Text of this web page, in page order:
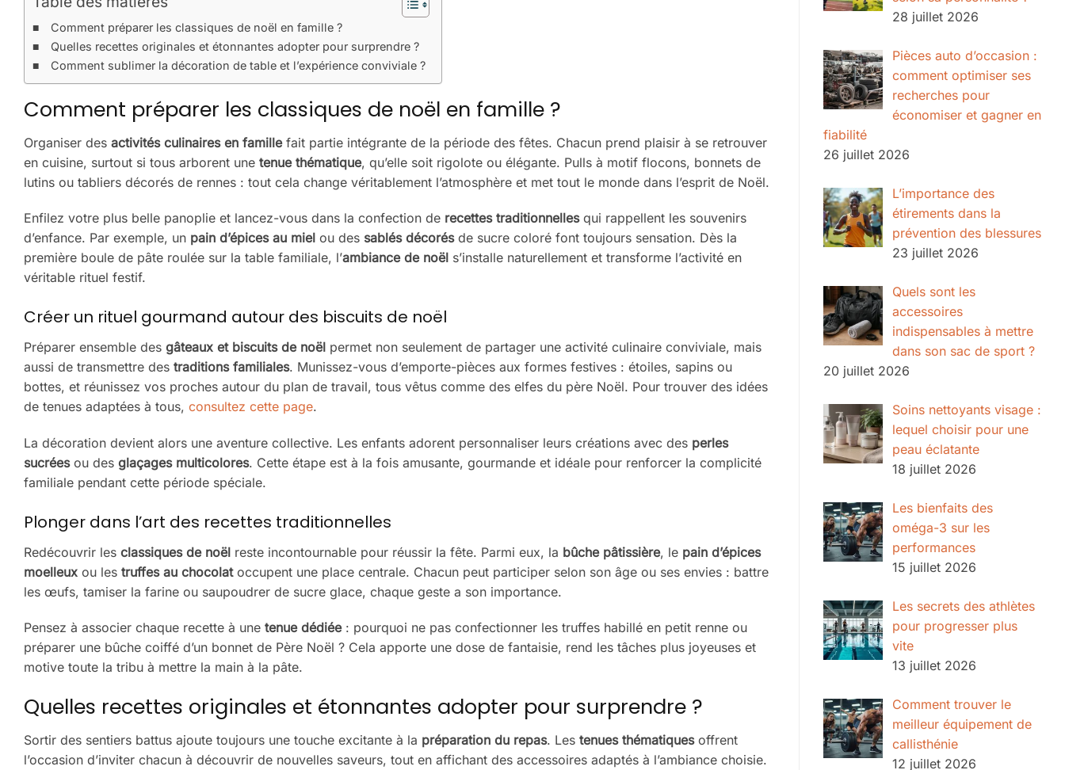
Comment préparer les classiques de noël en famille ?
Quelles recettes originales et étonnantes adopter pour surprendre ?
Comment sublimer la décoration de table et l’expérience conviviale ?
Comment préparer les classiques de noël en famille ?
Organiser des activités culinaires en famillefait partie intégrante de la période des fêtes. Chacun prend plaisir à se retrouver
en cuisine, surtout si tous arborent une tenue thématique, qu’elle soit rigolote ou élégante. Pulls à motif flocons, bonnets de
lutins ou tabliers décorés de rennes : tout cela change véritablement l’atmosphère et met tout le monde dans l’esprit de Noël.
Enfilez votre plus belle panoplie et lancez-vous dans la confection de recettes traditionnellesqui rappellent les souvenirs
d’enfance. Par exemple, un pain d’épices au miel ou des sablés décorésde sucre coloré font toujours sensation. Dès la
première boule de pâte roulée sur la table familiale, l’ambiance de noël s’installe naturellement et transforme l’activité en
véritable rituel festif.
Créer un rituel gourmand autour des biscuits de noël
Préparer ensemble des gâteaux et biscuits de noël permet non seulement de partager une activité culinaire conviviale, mais
aussi de transmettre des traditions familiales. Munissez-vous d’emporte-pièces aux formes festives : étoiles, sapins ou
bottes, et réunissez vos proches autour du plan de travail, tous vêtus comme des elfes du père Noël. Pour trouver des idées
de tenues adaptées à tous, consultez cette page.
La décoration devient alors une aventure collective. Les enfants adorent personnaliser leurs créations avec des perles
sucréesou des glaçages multicolores. Cette étape est à la fois amusante, gourmande et idéale pour renforcer la complicité
familiale pendant cette période spéciale.
Plonger dans l’art des recettes traditionnelles
Redécouvrir les classiques de noël reste incontournable pour réussir la fête. Parmi eux, la bûche pâtissière, le pain d’épices
moelleux ou les truffes au chocolatoccupent une place centrale. Chacun peut participer selon son âge ou ses envies : battre
les œufs, tamiser la farine ou saupoudrer de sucre glace, chaque geste a son importance.
Pensez à associer chaque recette à une tenue dédiée: pourquoi ne pas confectionner les truffes habillé en petit renne ou
préparer une bûche coiffé d’un bonnet de Père Noël ? Cela apporte une dose de fantaisie, rend les tâches plus joyeuses et
motive toute la tribu à mettre la main à la pâte.
Quelles recettes originales et étonnantes adopter pour surprendre ?
Sortir des sentiers battus ajoute toujours une touche excitante à la préparation du repas. Les tenues thématiquesoffrent
l’occasion d’inviter chacun à découvrir de nouvelles saveurs, tout en affichant des accessoires adaptés à l’ambiance choisie.
28 juillet 2026
Pièces auto d’occasion :
comment optimiser ses
recherches pour
économiser et gagner en
fiabilité
26 juillet 2026
L’importance des
étirements dans la
prévention des blessures
23 juillet 2026
Quels sont les
accessoires
indispensables à mettre
dans son sac de sport ?
20 juillet 2026
Soins nettoyants visage :
lequel choisir pour une
peau éclatante
18 juillet 2026
Les bienfaits des
oméga-3 sur les
performances
15 juillet 2026
Les secrets des athlètes
pour progresser plus
vite
13 juillet 2026
Comment trouver le
meilleur équipement de
callisthénie
12 juillet 2026